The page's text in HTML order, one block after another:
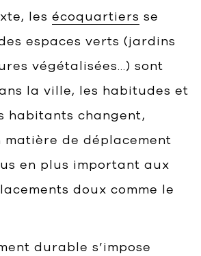
les écoquartiers se
espaces verts (jardins
végétalisées…) sont
la ville, les habitudes et
habitants changent,
matière de déplacement
en plus important aux
doux comme le
durable s’impose